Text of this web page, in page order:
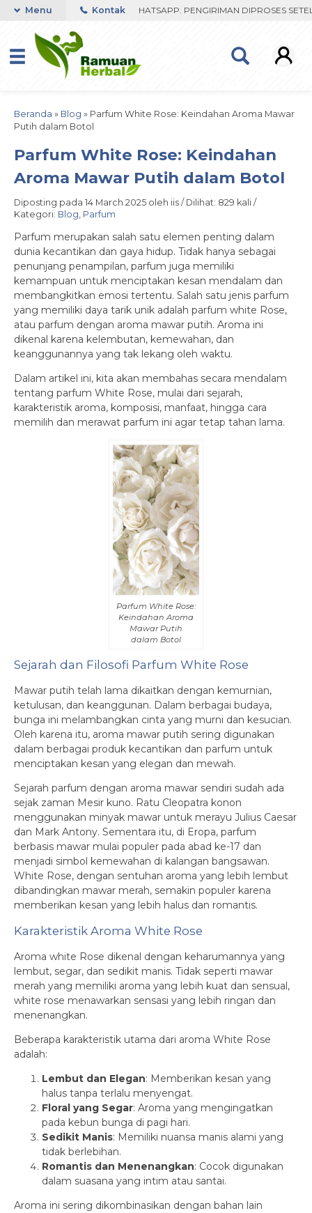
RESPON ORDER VIA WHATSAPP. PENGIRIMAN DIPROSES
Menu Kontak
Beranda » Blog » Parfum White Rose: Keindahan Aroma Mawar
Putih dalam Botol
Parfum White Rose: Keindahan
Aroma Mawar Putih dalam Botol
Diposting pada 14 March 2025 oleh iis / Dilihat: 829 kali /
Kategori: Blog, Parfum
Parfum merupakan salah satu elemen penting dalam
dunia kecantikan dan gaya hidup. Tidak hanya sebagai
penunjang penampilan, parfum juga memiliki
kemampuan untuk menciptakan kesan mendalam dan
membangkitkan emosi tertentu. Salah satu jenis parfum
yang memiliki daya tarik unik adalah parfum white Rose,
atau parfum dengan aroma mawar putih. Aroma ini
dikenal karena kelembutan, kemewahan, dan
keanggunannya yang tak lekang oleh waktu.
Dalam artikel ini, kita akan membahas secara mendalam
tentang parfum White Rose, mulai dari sejarah,
karakteristik aroma, komposisi, manfaat, hingga cara
memilih dan merawat parfum ini agar tetap tahan lama.
Parfum White Rose:
Keindahan Aroma
Mawar Putih
dalam Botol
Sejarah dan Filosofi Parfum White Rose
Mawar putih telah lama dikaitkan dengan kemurnian,
ketulusan, dan keanggunan. Dalam berbagai budaya,
bunga ini melambangkan cinta yang murni dan kesucian.
Oleh karena itu, aroma mawar putih sering digunakan
dalam berbagai produk kecantikan dan parfum untuk
menciptakan kesan yang elegan dan mewah.
Sejarah parfum dengan aroma mawar sendiri sudah ada
sejak zaman Mesir kuno. Ratu Cleopatra konon
menggunakan minyak mawar untuk merayu Julius Caesar
dan Mark Antony. Sementara itu, di Eropa, parfum
berbasis mawar mulai populer pada abad ke-17 dan
menjadi simbol kemewahan di kalangan bangsawan.
White Rose, dengan sentuhan aroma yang lebih lembut
dibandingkan mawar merah, semakin populer karena
memberikan kesan yang lebih halus dan romantis.
Karakteristik Aroma White Rose
Aroma white Rose dikenal dengan keharumannya yang
lembut, segar, dan sedikit manis. Tidak seperti mawar
merah yang memiliki aroma yang lebih kuat dan sensual,
white rose menawarkan sensasi yang lebih ringan dan
menenangkan.
Beberapa karakteristik utama dari aroma White Rose
adalah:
Lembut dan Elegan: Memberikan kesan yang
halus tanpa terlalu menyengat.
Floral yang Segar: Aroma yang mengingatkan
pada kebun bunga di pagi hari.
Sedikit Manis: Memiliki nuansa manis alami yang
tidak berlebihan.
Romantis dan Menenangkan: Cocok digunakan
dalam suasana yang intim atau santai.
Aroma ini sering dikombinasikan dengan bahan lain